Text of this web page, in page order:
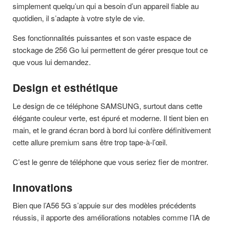
simplement quelqu’un qui a besoin d’un appareil fiable au
quotidien, il s’adapte à votre style de vie.
Ses fonctionnalités puissantes et son vaste espace de
stockage de 256 Go lui permettent de gérer presque tout ce
que vous lui demandez.
Design et esthétique
Le design de ce téléphone SAMSUNG, surtout dans cette
élégante couleur verte, est épuré et moderne. Il tient bien en
main, et le grand écran bord à bord lui confère définitivement
cette allure premium sans être trop tape-à-l’œil.
C’est le genre de téléphone que vous seriez fier de montrer.
Innovations
Bien que l’A56 5G s’appuie sur des modèles précédents
réussis, il apporte des améliorations notables comme l’IA de